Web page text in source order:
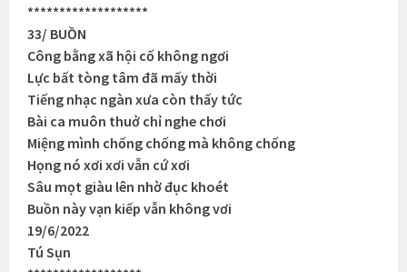
*******************
33/ BUỒN
Công bằng xã hội cố không ngơi
Lực bất tòng tâm đã mấy thời
Tiếng nhạc ngàn xưa còn thấy tức
Bài ca muôn thuở chỉ nghe chơi
Miệng mình chống chống mà không chống
Họng nó xơi xơi vẫn cứ xơi
Sâu mọt giàu lên nhờ đục khoét
Buồn này vạn kiếp vẫn không vơi
19/6/2022
Tú Sụn